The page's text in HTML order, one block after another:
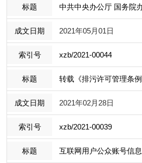
中共中央办公厅 国务院
2021年05月01日
xzb/2021-00044
转载《排污许可管理条
2021年02月28日
xzb/2021-00039
互联网用户公众账号信